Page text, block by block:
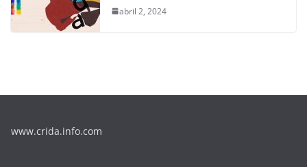
abril 2, 2024
www.crida.info.com